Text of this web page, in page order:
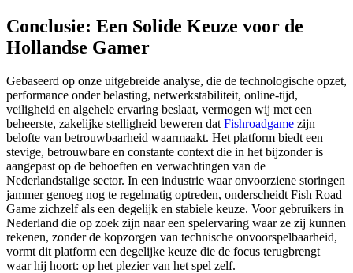
Conclusie: Een Solide Keuze voor de
Hollandse Gamer
Gebaseerd op onze uitgebreide analyse, die de technologische opzet,
performance onder belasting, netwerkstabiliteit, online-tijd,
veiligheid en algehele ervaring beslaat, vermogen wij met een
beheerste, zakelijke stelligheid beweren dat Fishroadgame zijn
belofte van betrouwbaarheid waarmaakt. Het platform biedt een
stevige, betrouwbare en constante context die in het bijzonder is
aangepast op de behoeften en verwachtingen van de
Nederlandstalige sector. In een industrie waar onvoorziene storingen
jammer genoeg nog te regelmatig optreden, onderscheidt Fish Road
Game zichzelf als een degelijk en stabiele keuze. Voor gebruikers in
Nederland die op zoek zijn naar een spelervaring waar ze zij kunnen
rekenen, zonder de kopzorgen van technische onvoorspelbaarheid,
vormt dit platform een degelijke keuze die de focus terugbrengt
waar hij hoort: op het plezier van het spel zelf.